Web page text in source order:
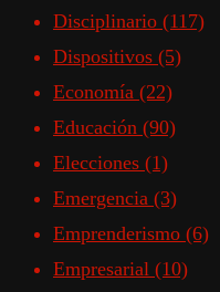
Disciplinario (117)
Dispositivos (5)
Economía (22)
Educación (90)
Elecciones (1)
Emergencia (3)
Emprenderismo (6)
Empresarial (10)